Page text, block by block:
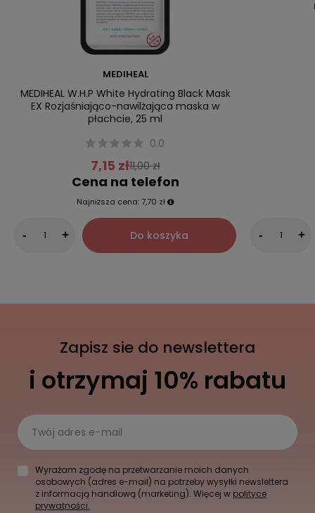
MEDIHEAL
MEDIHEAL W.H.P White Hydrating Black Mask
EX Rozjaśniająco-nawilżająca maska w
płachcie, 25 ml
0.0
7,15 zł11,00 zł
Cena na telefon
Najniższa cena: 7,70 zł
- + Do koszyka - +
Zapisz sie do newslettera
i otrzymaj 10% rabatu
Twój adres e-mail
Wyrażam zgodę na przetwarzanie moich danych
osobowych (adres e-mail) na potrzeby wysyłki newslettera
z informacją handlową (marketing). Więcej w polityce
prywatności.